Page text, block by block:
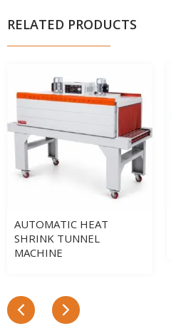
RELATED PRODUCTS
AUTOMATIC HEAT
SHRINK TUNNEL
MACHINE